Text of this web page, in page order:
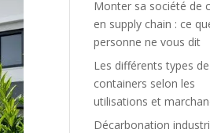
Monter sa société de
en supply chain : ce
personne ne vous dit
Les différents types de
containers selon les
utilisations et
Décarbonation